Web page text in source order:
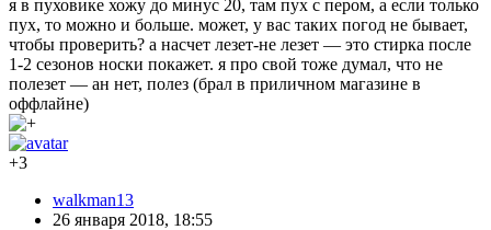
я в пуховике хожу до минус 20, там пух с пером, а если только
пух, то можно и больше. может, у вас таких погод не бывает,
чтобы проверить? а насчет лезет-не лезет — это стирка после
1-2 сезонов носки покажет. я про свой тоже думал, что не
полезет — ан нет, полез (брал в приличном магазине в
оффлайне)
+3
walkman13
26 января 2018, 18:55